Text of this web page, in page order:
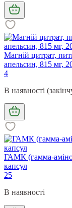
Магній цитрат,
апельсин, 815 мг,
4
В наявності
ГАМК (гамма-
капсул
25
В наявності